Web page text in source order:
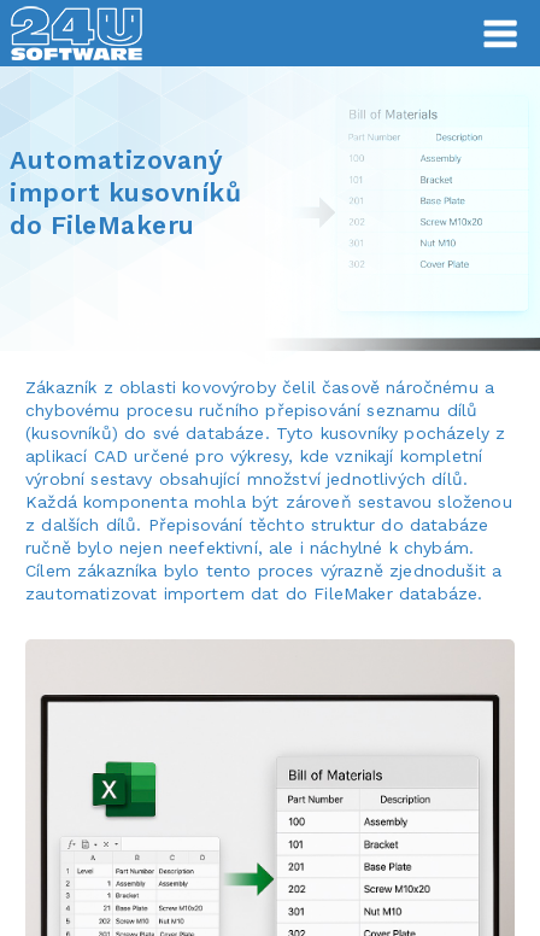
Automatizovaný
import kusovníků
do FileMakeru
Zákazník z oblasti kovovýroby čelil časově náročnému a
chybovému procesu ručního přepisování seznamu dílů
(kusovníků) do své databáze. Tyto kusovníky pocházely z
aplikací CAD určené pro výkresy, kde vznikají kompletní
výrobní sestavy obsahující množství jednotlivých dílů.
Každá komponenta mohla být zároveň sestavou složenou
z dalších dílů. Přepisování těchto struktur do databáze
ručně bylo nejen neefektivní, ale i náchylné k chybám.
Cílem zákazníka bylo tento proces výrazně zjednodušit a
zautomatizovat importem dat do FileMaker databáze.